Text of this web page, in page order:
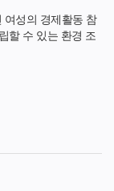
여성의 경제활동 참
할 수 있는 환경 조